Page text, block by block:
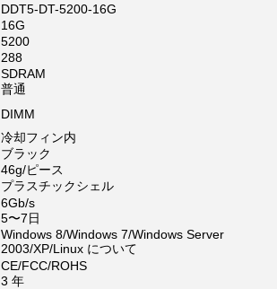
DDT5-DT-5200-16G
16G
5200
288
SDRAM
普通
DIMM
冷却フィン内
ブラック
46g/ピース
プラスチックシェル
6Gb/s
5〜7日
Windows 8/Windows 7/Windows Server
2003/XP/Linux について
CE/FCC/ROHS
3 年